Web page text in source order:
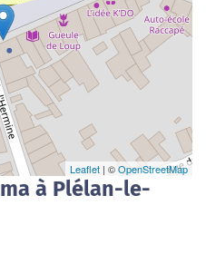
Leaflet | ©OpenStreetMap
à Plélan-le-